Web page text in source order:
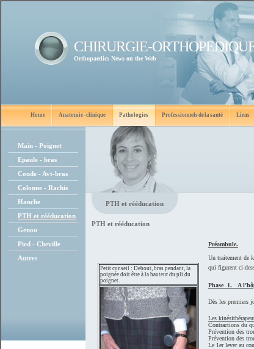
CHIRURGIE-
Orthopaedics News on the Web
Home Anatomie - clinique Pathologies Professionnels de la santé Liens
Main - Poignet
Epaule - bras
Coude - Avt-bras
Colonne - Rachis
Hanche
PTH et rééducation
Genou
Pied - Cheville
Autres
PTH et rééducation
PTH et rééducation
Petit conseil : Debout, bras pendant, la
poignée doit être à la hauteur du pli du
poignet.
Préambule.
Un traitement de
qui figurent ci-
Phase 1. A
Dès les premiers
Les
Contractions du
Prévention des
Prévention des
Le 1er lever au